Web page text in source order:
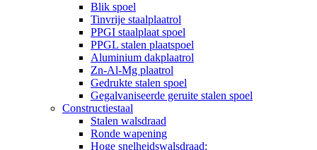
Blik spoel
Tinvrije staalplaatrol
PPGI staalplaat spoel
PPGL stalen plaatspoel
Aluminium dakplaatrol
Zn-Al-Mg plaatrol
Gedrukte stalen spoel
Gegalvaniseerde geruite stalen spoel
Constructiestaal
Stalen walsdraad
Ronde wapening
Hoge snelheidswalsdraad: